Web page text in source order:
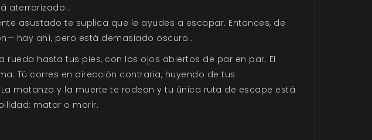
aterrorizado...
asustado te suplica que le ayudes a escapar. Entonces, de
hay ahí, pero está demasiado oscuro...
hasta tus pies, con los ojos abiertos de par en par. El
Tú corres en dirección contraria, huyendo de tus
matanza y la muerte te rodean y tu única ruta de escape está
matar o morir.